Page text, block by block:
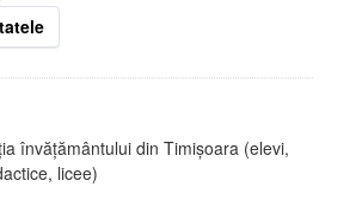
învățământului din Timișoara (elevi,
licee)